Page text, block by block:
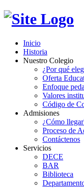
Inicio
Historia
Nuestro Colegio
¿Por qué
Oferta
Enfoque
Valores
Código de
Admisiones
¿Cómo
Proceso de
Contáctenos
Servicios
DECE
BAR
Biblioteca